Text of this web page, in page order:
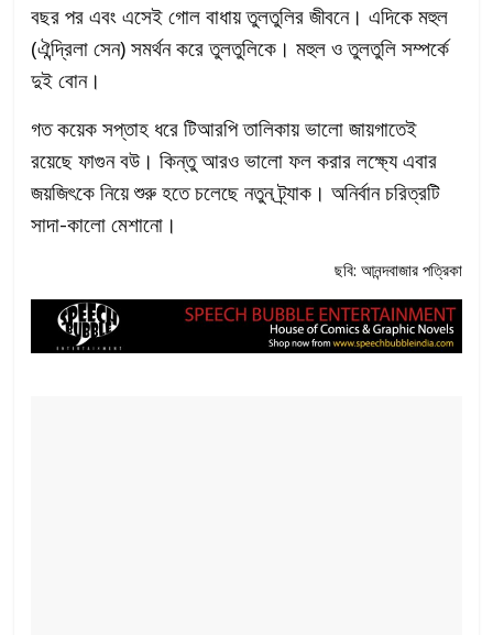
বছর পর এবং এসেই গোল বাধায় তুলতুলির জীবনে। এদিকে মহুল
(ঐন্দ্রিলা সেন) সমর্থন করে তুলতুলিকে। মহুল ও তুলতুলি সম্পর্কে
দুই বোন।
গত কয়েক সপ্তাহ ধরে টিআরপি তালিকায় ভালো জায়গাতেই
রয়েছে ফাগুন বউ। কিন্তু আরও ভালো ফল করার লক্ষ্যে এবার
জয়জিৎকে নিয়ে শুরু হতে চলেছে নতুন ট্র্যাক। অনির্বান চরিত্রটি
সাদা-কালো মেশানো।
ছবি: আনন্দবাজার পত্রিকা